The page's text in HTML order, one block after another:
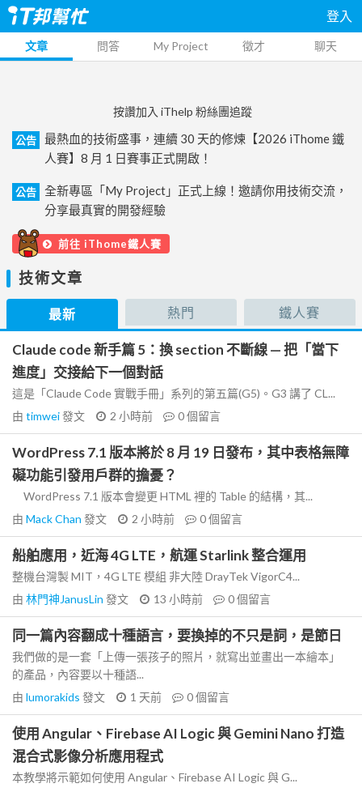
登入
文章 問答 My Project 徵才 聊天
按讚加入 iThelp 粉絲團追蹤
公告
最熱血的技術盛事，連續 30 天的修煉【2026 iThome 鐵
人賽】8 月 1 日賽事正式開啟！
公告
全新專區「My Project」正式上線！邀請你用技術交流，
分享最真實的開發經驗
前往 iThome鐵人賽
技術文章
最新 熱門 鐵人賽
Claude code 新手篇 5：換 section 不斷線 — 把「當下
進度」交接給下一個對話
這是「Claude Code 實戰手冊」系列的第五篇(G5)。G3 講了 CL...
由 timwei發文 2 小時前 0個留言
WordPress 7.1 版本將於 8 月 19 日發布，其中表格無障
礙功能引發用戶群的擔憂？
WordPress 7.1 版本會變更 HTML 裡的 Table 的結構，其...
由 Mack Chan 發文 2 小時前 0個留言
船舶應用，近海 4G LTE，航運 Starlink 整合運用
整機台灣製 MIT，4G LTE 模組 非大陸 DrayTek VigorC4...
由 林門神JanusLin 發文 13 小時前 0個留言
同一篇內容翻成十種語言，要換掉的不只是詞，是節日
我們做的是一套「上傳一張孩子的照片，就寫出並畫出一本繪本」
的產品，內容要以十種語...
由 lumorakids 發文 1 天前 0個留言
使用 Angular、Firebase AI Logic 與 Gemini Nano 打造
混合式影像分析應用程式
本教學將示範如何使用 Angular、Firebase AI Logic 與 G...